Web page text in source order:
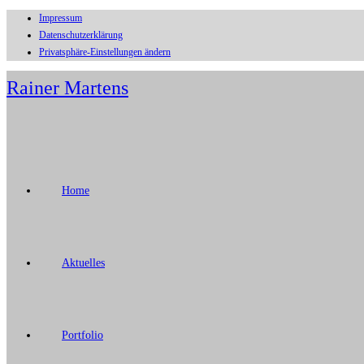
Inhalt
springen
Impressum
Datenschutzerklärung
Privatsphäre-Einstellungen ändern
Rainer Martens
Home
Aktuelles
Portfolio